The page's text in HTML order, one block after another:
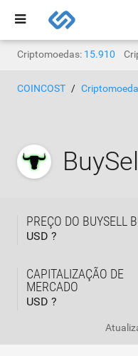
Criptomoedas: 15.910
COINCOST
BuySell
PREÇO DO BUYSELL
USD ?
CAPITALIZAÇÃO DE
MERCADO
USD ?